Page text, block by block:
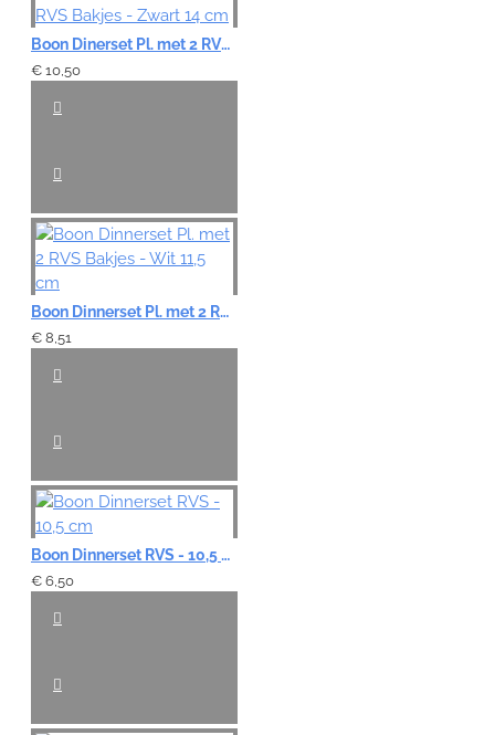
Boon Dinerset Pl. met 2 RVS Bakjes - Zwart 14 cm
€ 10,50
Boon Dinnerset Pl. met 2 RVS Bakjes - Wit 11,5 cm
€ 8,51
Boon Dinnerset RVS - 10,5 cm
€ 6,50